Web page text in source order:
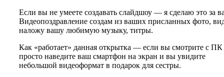
Если вы не умеете создавать слайдшоу — я сделаю это за
Видеопоздравление создам из ваших присланных фото,
наложу вашу любимую музыку, титры.
Как «работает» данная открытка — если вы смотрите с
просто наведите ваш смартфон на экран и вы увидите
небольшой видеоформат в подарок для сестры.